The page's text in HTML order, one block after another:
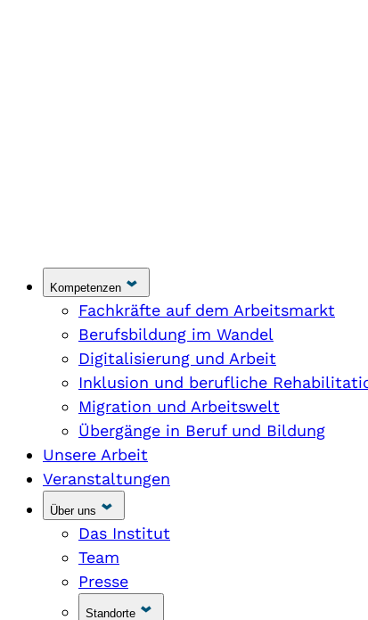
Kompetenzen
Fachkräfte auf dem Arbeitsmarkt
Berufsbildung im Wandel
Digitalisierung und Arbeit
Inklusion und berufliche
Migration und Arbeitswelt
Übergänge in Beruf und Bildung
Unsere Arbeit
Veranstaltungen
Über uns
Das Institut
Team
Presse
Standorte